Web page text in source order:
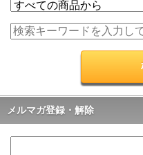
メルマガ登録・解除